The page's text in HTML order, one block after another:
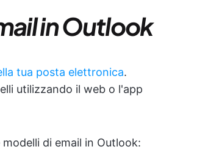
in Outlook
tua posta elettronica.
utilizzando il web o l'app
di email in Outlook: